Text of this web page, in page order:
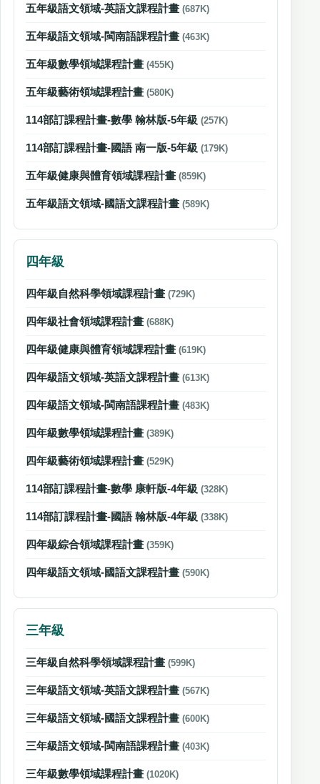
五年級語文領域-英語文課程計畫 (687K)
五年級語文領域-閩南語課程計畫 (463K)
五年級數學領域課程計畫 (455K)
五年級藝術領域課程計畫 (580K)
114部訂課程計畫-數學 翰林版-5年級 (257K)
114部訂課程計畫-國語 南一版-5年級 (179K)
五年級健康與體育領域課程計畫 (859K)
五年級語文領域-國語文課程計畫 (589K)
四年級
四年級自然科學領域課程計畫 (729K)
四年級社會領域課程計畫 (688K)
四年級健康與體育領域課程計畫 (619K)
四年級語文領域-英語文課程計畫 (613K)
四年級語文領域-閩南語課程計畫 (483K)
四年級數學領域課程計畫 (389K)
四年級藝術領域課程計畫 (529K)
114部訂課程計畫-數學 康軒版-4年級 (328K)
114部訂課程計畫-國語 翰林版-4年級 (338K)
四年級綜合領域課程計畫 (359K)
四年級語文領域-國語文課程計畫 (590K)
三年級
三年級自然科學領域課程計畫 (599K)
三年級語文領域-英語文課程計畫 (567K)
三年級語文領域-國語文課程計畫 (600K)
三年級語文領域-閩南語課程計畫 (403K)
三年級數學領域課程計畫 (1020K)